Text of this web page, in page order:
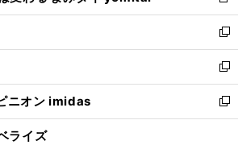
開
く
ウ
で
開
く
ン
ド
ウ
で
開
く
ウ
ィ
ン
ド
ウ
で
開
し
い
ウ
ィ
ン
ド
ウ
新
し
い
ウ
ィ
ン
新
し
い
ウ
ニオン imidas
新
し
ライズ